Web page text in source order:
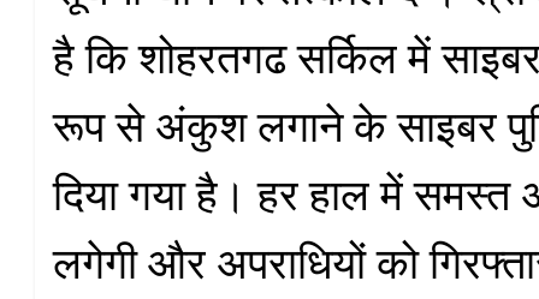
है कि शोहरतगढ सर्किल में
रूप से अंकुश लगाने के साइबर
दिया गया है। हर हाल में समस्त
लगेगी और अपराधियों को